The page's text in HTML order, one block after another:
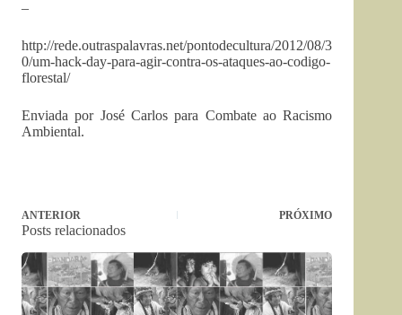
–
http://rede.outraspalavras.net/pontodecultura/2012/08/3
0/um-hack-day-para-agir-contra-os-ataques-ao-codigo-
florestal/
Enviada por José Carlos para Combate ao Racismo
Ambiental.
ANTERIOR PRÓXIMO
Posts relacionados